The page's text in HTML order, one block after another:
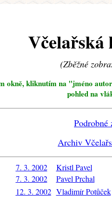
Včelařská
(Zběžné
okně, kliknutím na "jméno
pohled na
Podrobné
Archiv
7. 3. 2002 Kristl Pavel
7. 3. 2002
Pavel Prchal
12. 3. 2002 Vladimír Potůček